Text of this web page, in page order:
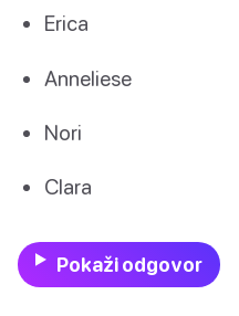
Erica
Anneliese
Nori
Clara
Pokaži odgovor